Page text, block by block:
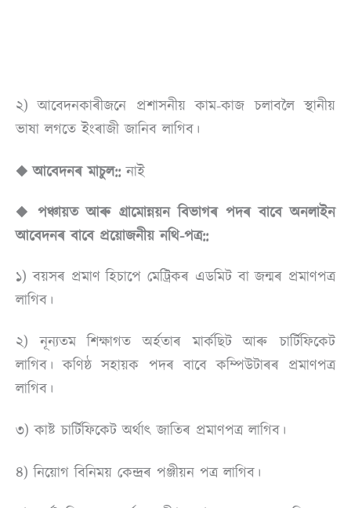
২) আবেদনকাৰীজনে প্ৰশাসনীয় কাম-কাজ চলাবলৈ স্থানীয়
ভাষা লগতে ইংৰাজী জানিব লাগিব।
◆ আবেদনৰ মাচুল:: নাই
◆ পঞ্চায়ত আৰু গ্ৰামোন্নয়ন বিভাগৰ পদৰ বাবে অনলাইন
আবেদনৰ বাবে প্ৰয়োজনীয় নথি-পত্ৰ::
১) বয়সৰ প্ৰমাণ হিচাপে মেট্ৰিকৰ এডমিট বা জন্মৰ প্ৰমাণপত্ৰ
লাগিব।
২) নূন্যতম শিক্ষাগত অৰ্হতাৰ মাৰ্কছিট আৰু চাৰ্টিফিকেট
লাগিব। কণিষ্ঠ সহায়ক পদৰ বাবে কম্পিউটাৰৰ প্ৰমাণপত্ৰ
লাগিব।
৩) কাষ্ট চাৰ্টিফিকেট অৰ্থাৎ জাতিৰ প্ৰমাণপত্ৰ লাগিব।
৪) নিয়োগ বিনিময় কেন্দ্ৰৰ পঞ্জীয়ন পত্ৰ লাগিব।